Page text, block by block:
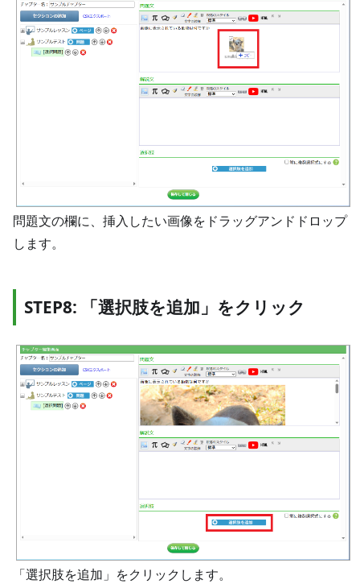
問題文の欄に、挿入したい画像をドラッグアンドドロップ
します。
STEP8: 「選択肢を追加」をクリック
「選択肢を追加」をクリックします。